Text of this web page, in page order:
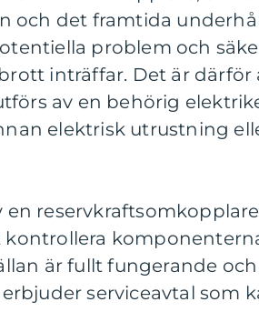
och det framtida
problem och
inträffar. Det är
av en behörig
elektrisk utrustning
en
är fullt fungerande
serviceavtal som